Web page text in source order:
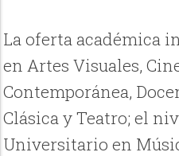
La oferta académica
en Artes Visuales,
Contemporánea,
Clásica y Teatro; el
Universitario en